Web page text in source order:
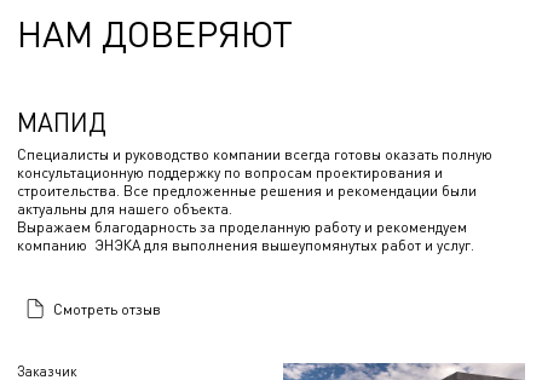
НАМ ДОВЕРЯЮТ
Заказчик
МАПИД
Специалисты и руководство компании всегда готовы оказать полную
консультационную поддержку по вопросам проектирования и
строительства. Все предложенные решения и рекомендации были
актуальны для нашего объекта.
Выражаем благодарность за проделанную работу и рекомендуем
компанию ЭНЭКА для выполнения вышеупомянутых работ и услуг.
Смотреть отзыв